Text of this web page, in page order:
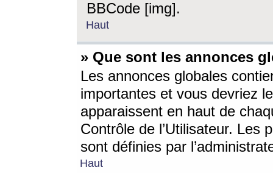
BBCode [img].
Haut
» Que sont les annonces
Les annonces globales
importantes et vous devriez
apparaissent en haut de
Contrôle de l’Utilisateur. Les
sont définies par
Haut